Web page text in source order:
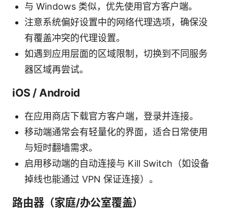
与 Windows 类似，优先使用官方客户端。
注意系统偏好设置中的网络代理选项，确保没
有覆盖冲突的代理设置。
如遇到应用层面的区域限制，切换到不同服务
器区域再尝试。
iOS / Android
在应用商店下载官方客户端，登录并连接。
移动端通常会有轻量化的界面，适合日常使用
与短时翻墙需求。
启用移动端的自动连接与 Kill Switch（如设备
掉线也能通过 VPN 保证连接）。
路由器（家庭/办公室覆盖）